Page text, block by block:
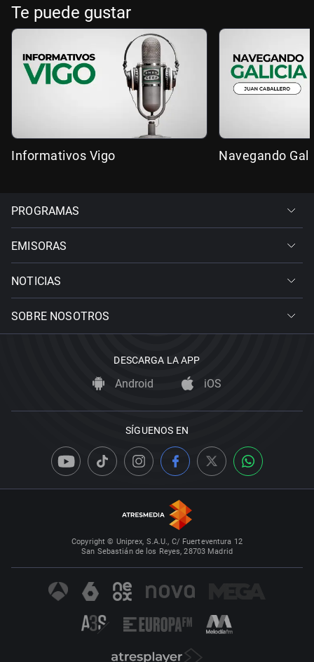
Te puede gustar
Informativos Vigo Navegando
PROGRAMAS
EMISORAS
NOTICIAS
SOBRE NOSOTROS
DESCARGA LA APP
Android iOS
SÍGUENOS EN
Copyright © Uniprex, S.A.U., C/ Fuerteventura 12
San Sebastián de los Reyes, 28703 Madrid